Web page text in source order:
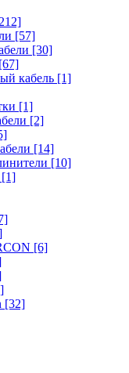
[57]
[30]
[67]
кабель [1]
[1]
[2]
[14]
[10]
[1]
[6]
[32]